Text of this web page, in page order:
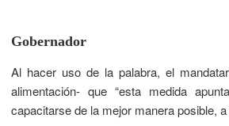
Gobernador
Al hacer uso de la palabra, el
alimentación- que “esta medida
capacitarse de la mejor manera posible,